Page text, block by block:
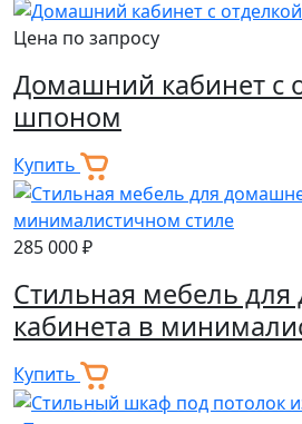
Цена по запросу
Домашний кабинет с
шпоном
Купить
285 000 ₽
Стильная мебель
кабинета в
Купить